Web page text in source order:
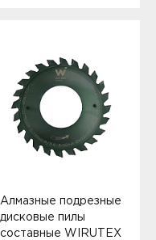
Алмазные подрезные
дисковые пилы
составные WIRUTEX